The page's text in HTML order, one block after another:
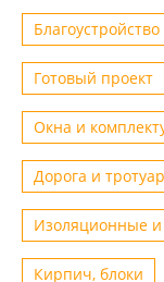
Готовый проект
Окна и
Дорога и тротуар
Изоляционные
Кирпич, блоки